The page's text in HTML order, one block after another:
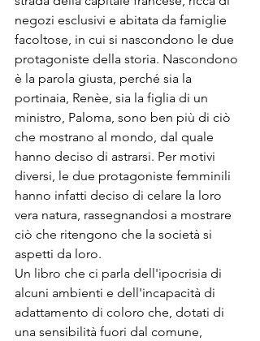
negozi esclusivi e abitata da famiglie
facoltose, in cui si nascondono le due
protagoniste della storia. Nascondono
è la parola giusta, perché sia la
portinaia, Renèe, sia la figlia di un
ministro, Paloma, sono ben più di ciò
che mostrano al mondo, dal quale
hanno deciso di astrarsi. Per motivi
diversi, le due protagoniste femminili
hanno infatti deciso di celare la loro
vera natura, rassegnandosi a mostrare
ciò che ritengono che la società si
aspetti da loro.
Un libro che ci parla dell'ipocrisia di
alcuni ambienti e dell'incapacità di
adattamento di coloro che, dotati di
una sensibilità fuori dal comune,